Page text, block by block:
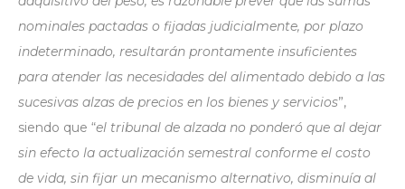
nominales pactadas o fijadas judicialmente, por plazo
indeterminado, resultarán prontamente insuficientes
para atender las necesidades del alimentado debido a las
sucesivas alzas de precios en los bienes y servicios”,
siendo que “el tribunal de alzada no ponderó que al dejar
sin efecto la actualización semestral conforme el costo
de vida, sin fijar un mecanismo alternativo, disminuía al